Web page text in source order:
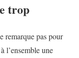
trop
remarque pas pour
l’ensemble une